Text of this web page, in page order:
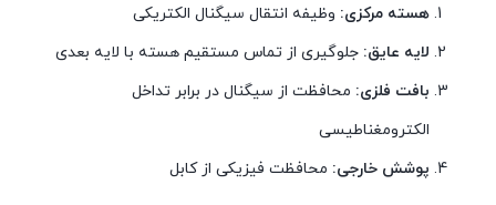
هسته مرکزی: وظیفه انتقال سیگنال الکتریکی
لایه عایق: جلوگیری از تماس مستقیم هسته با لایه بعدی
بافت فلزی: محافظت از سیگنال در برابر تداخل
الکترومغناطیسی
پوشش خارجی: محافظت فیزیکی از کابل